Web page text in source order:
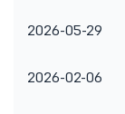
2026-05-29
2026-02-06